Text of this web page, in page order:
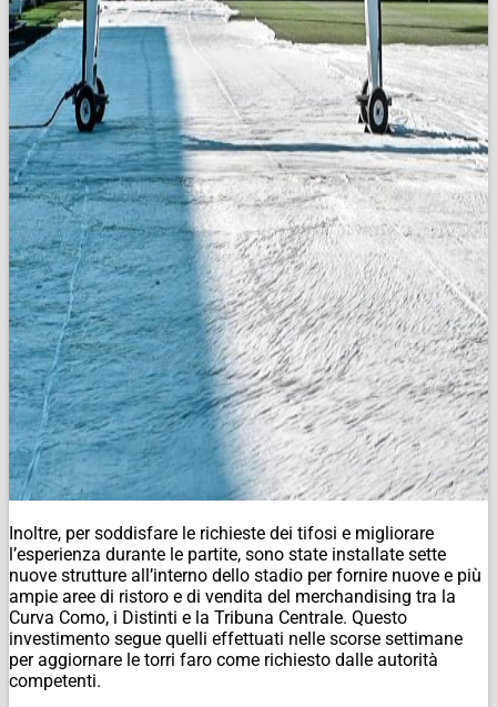
Inoltre, per soddisfare le richieste dei tifosi e migliorare
l’esperienza durante le partite, sono state installate sette
nuove strutture all’interno dello stadio per fornire nuove e più
ampie aree di ristoro e di vendita del merchandising tra la
Curva Como, i Distinti e la Tribuna Centrale. Questo
investimento segue quelli effettuati nelle scorse settimane
per aggiornare le torri faro come richiesto dalle autorità
competenti.